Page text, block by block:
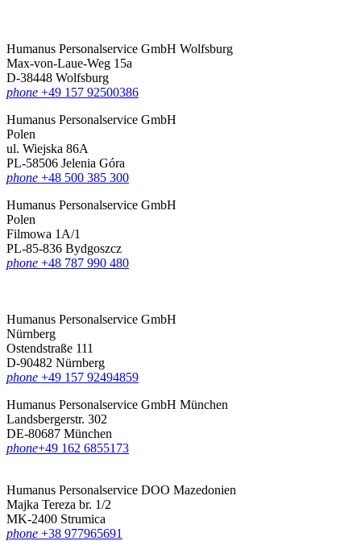
Humanus Personalservice GmbH Wolfsburg
Max-von-Laue-Weg 15a
D-38448 Wolfsburg
phone +49 157 92500386
Humanus Personalservice GmbH
Polen
ul. Wiejska 86A
PL-58506 Jelenia Góra
phone +48 500 385 300
Humanus Personalservice GmbH
Polen
Filmowa 1A/1
PL-85-836 Bydgoszcz
phone +48 787 990 480
Humanus Personalservice GmbH
Nürnberg
Ostendstraße 111
D-90482 Nürnberg
phone +49 157 92494859
Humanus Personalservice GmbH München
Landsbergerstr. 302
DE-80687 München
phone‪+49 162 6855173
Humanus Personalservice DOO Mazedonien
Majka Tereza br. 1/2
MK-2400 Strumica
phone +38 977965691